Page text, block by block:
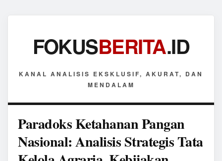
FOKUSBERITA.ID
KANAL ANALISIS EKSKLUSIF, AKURAT, DAN
MENDALAM
Paradoks Ketahanan Pangan
Nasional: Analisis Strategis Tata